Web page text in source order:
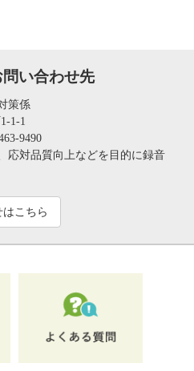
い合わせ先
策係
1-1
9490
応対品質向上などを目的に録音
はこちら